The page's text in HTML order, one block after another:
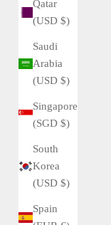
Qatar
(USD $)
Saudi
Arabia
(USD $)
Singapore
(SGD $)
South
Korea
(USD $)
Spain